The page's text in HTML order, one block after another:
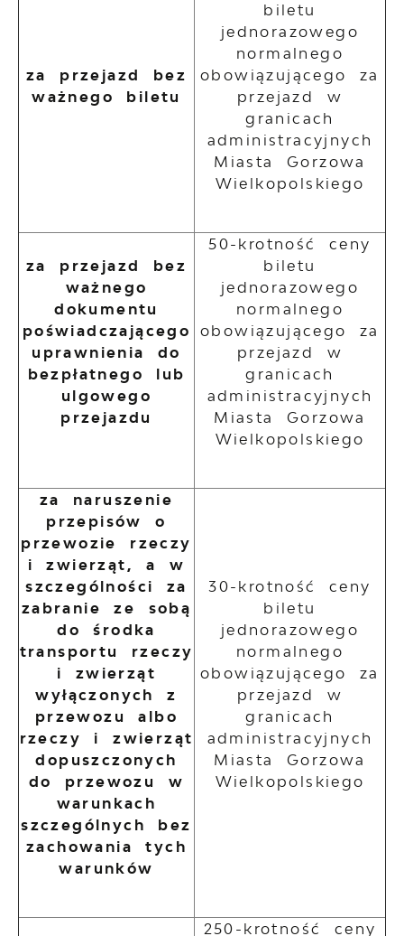
za przejazd bez
ważnego biletu
biletu
jednorazowego
normalnego
obowiązującego za
przejazd w
granicach
administracyjnych
Miasta Gorzowa
Wielkopolskiego
za przejazd bez
ważnego
dokumentu
poświadczającego
uprawnienia do
bezpłatnego lub
ulgowego
przejazdu
50-krotność ceny
biletu
jednorazowego
normalnego
obowiązującego za
przejazd w
granicach
administracyjnych
Miasta Gorzowa
Wielkopolskiego
za naruszenie
przepisów o
przewozie rzeczy
i zwierząt, a w
szczególności za
zabranie ze sobą
do środka
transportu rzeczy
i zwierząt
wyłączonych z
przewozu albo
rzeczy i zwierząt
dopuszczonych
do przewozu w
warunkach
szczególnych bez
zachowania tych
warunków
30-krotność ceny
biletu
jednorazowego
normalnego
obowiązującego za
przejazd w
granicach
administracyjnych
Miasta Gorzowa
Wielkopolskiego
250-krotność ceny